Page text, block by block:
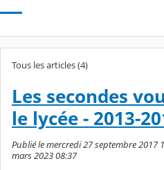
Tous les articles (4)
Les secondes
le lycée - 2013-
Publié le mercredi 27 septembre 2017
mars 2023 08:37